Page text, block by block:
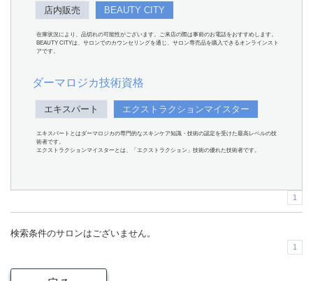
店内販売 BEAUTY CITY
在庫状況により、品切れの可能性がございます。ご来店の際は事前のお電話をおすすめします。
BEAUTY CITYは、サロンでのカウンセリングを通じ、サロン専売品を購入できるオンラインスト
アです。
ダーマロジカ技術資格
エキスパート エクストラクションマイスター
エキスパートとはダーマロジカの専門的なスキンケア知識・技術の認定を受けた最高レベルの技
術者です。
エクストラクションマイスターとは、「エクストラクション」技術の優れた技術者です。
1
検索条件のサロンはございません。
1